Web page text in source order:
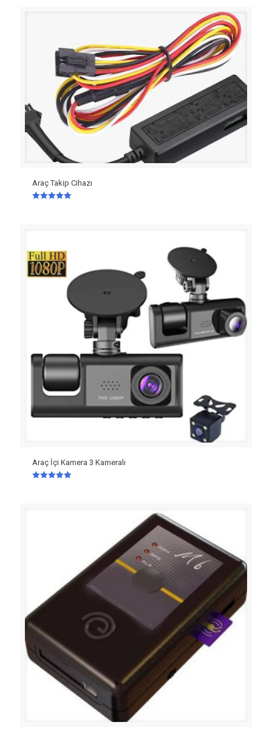
Araç Takip Cihazı
Araç İçi Kamera 3 Kameralı